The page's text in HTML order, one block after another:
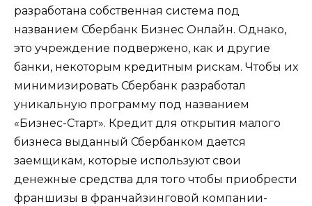
разработана собственная система под
названием Сбербанк Бизнес Онлайн. Однако,
это учреждение подвержено, как и другие
банки, некоторым кредитным рискам. Чтобы их
минимизировать Сбербанк разработал
уникальную программу под названием
«Бизнес-Старт». Кредит для открытия малого
бизнеса выданный Сбербанком дается
заемщикам, которые используют свои
денежные средства для того чтобы приобрести
франшизы в франчайзинговой компании-